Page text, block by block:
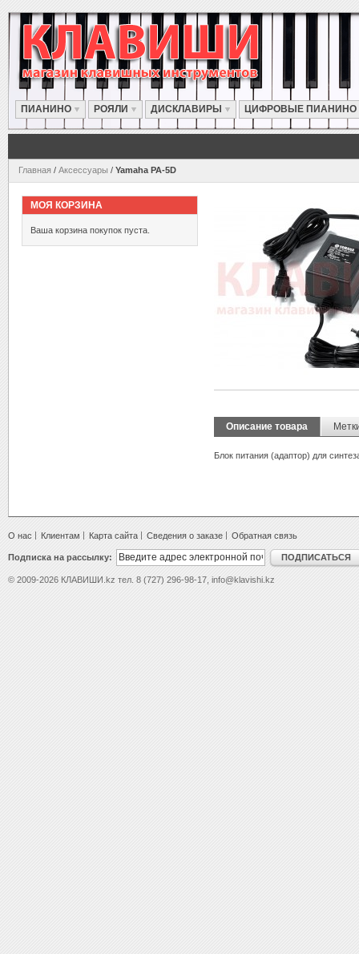
ПИАНИНО РОЯЛИ ДИСКЛАВИРЫ ЦИФРОВЫЕ ПИАНИНО
Главная / Аксессуары / Yamaha PA-5D
Описание товара
Блок питания (адаптор) для
МОЯ КОРЗИНА
Ваша корзина покупок пуста.
О нас Клиентам Карта сайта Сведения о заказе Обратная связь
Подписка на рассылку: ПОДПИСАТЬСЯ
© 2009-2026 КЛАВИШИ.kz тел. 8 (727) 296-98-17, info@klavishi.kz